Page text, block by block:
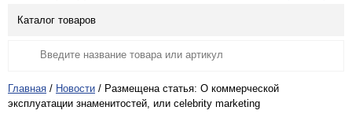
Каталог товаров
Главная / Новости / Размещена статья: О коммерческой
эксплуатации знаменитостей, или celebrity marketing